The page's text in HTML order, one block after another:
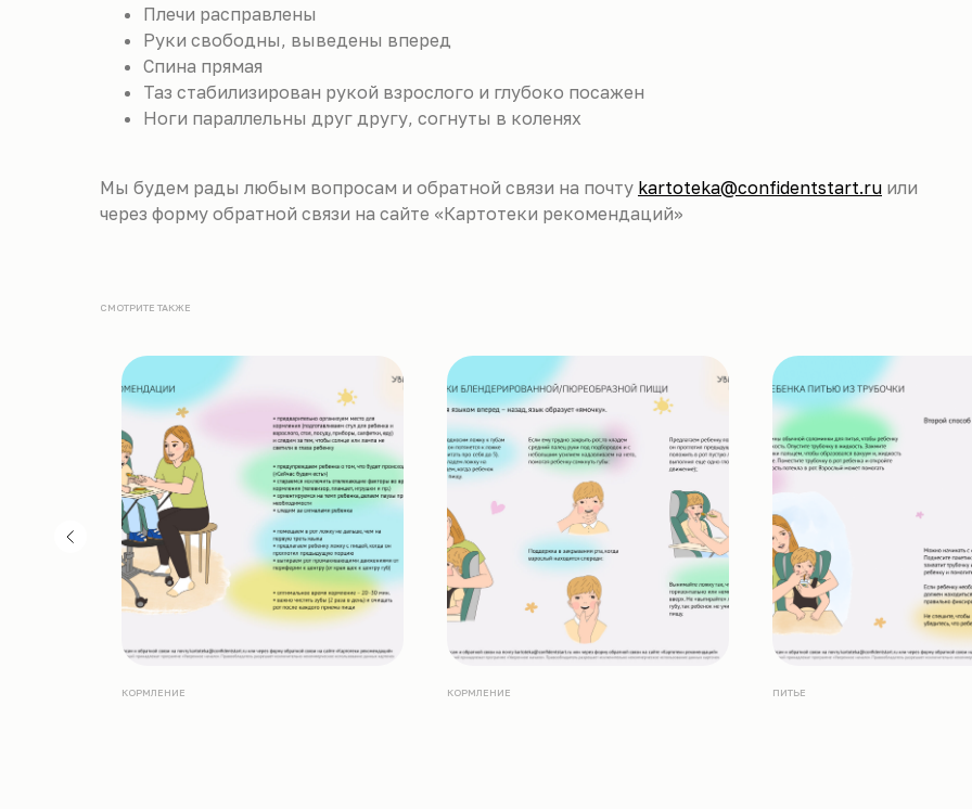
Плечи расправлены
Руки свободны, выведены вперед
Спина прямая
Таз стабилизирован рукой взрослого и глубоко посажен
Ноги параллельны друг другу, согнуты в коленях
Мы будем рады любым вопросам и обратной связи на почту kartoteka@confidentstart.ru или
через форму обратной связи на сайте «Картотеки рекомендаций»
СМОТРИТЕ ТАКЖЕ
КОРМЛЕНИЕ КОРМЛЕНИЕ ПИТЬЕ